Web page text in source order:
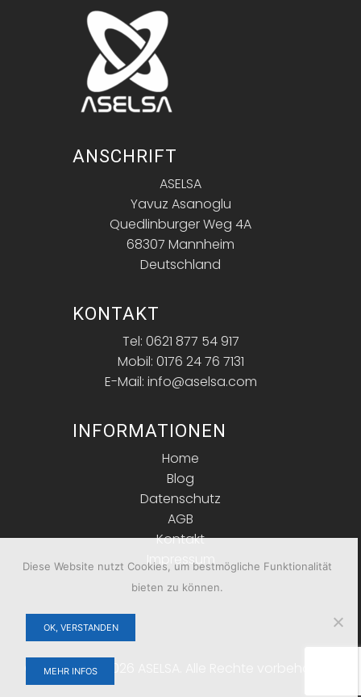
ANSCHRIFT
ASELSA
Yavuz Asanoglu
Quedlinburger Weg 4A
68307 Mannheim
Deutschland
KONTAKT
Tel: 0621 877 54 917
Mobil: 0176 24 76 7131
E-Mail: info@aselsa.com
INFORMATIONEN
Home
Blog
Datenschutz
AGB
Kontakt
Impressum
Copyright © 2026 ASELSA. Alle Rechte vorbehalten.
Diese Website nutzt Cookies, um bestmögliche Funktionalität
bieten zu können.
OK, VERSTANDEN
MEHR INFOS